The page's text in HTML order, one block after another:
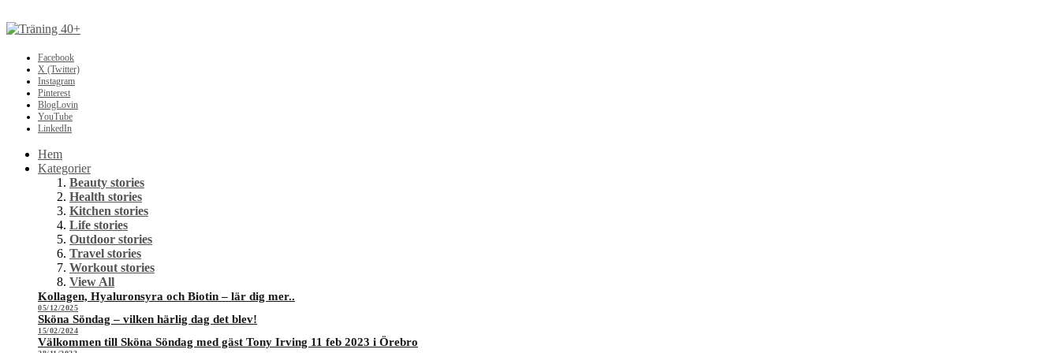
Facebook
X (Twitter)
Instagram
Pinterest
BlogLovin
YouTube
LinkedIn
Hem
Kategorier
Beauty stories
Health stories
Kitchen stories
Life stories
Outdoor stories
Travel stories
Workout stories
View All
Kollagen, Hyaluronsyra och Biotin – lär dig mer..
05/12/2025
Sköna Söndag – vilken härlig dag det blev!
15/02/2024
Välkommen till Sköna Söndag med gäst Tony Irving 11 feb 2023 i Örebro